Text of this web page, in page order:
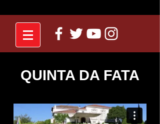
QUINTA DA FATA